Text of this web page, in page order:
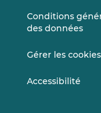
Conditions
des données
Gérer les cookies
Accessibilité